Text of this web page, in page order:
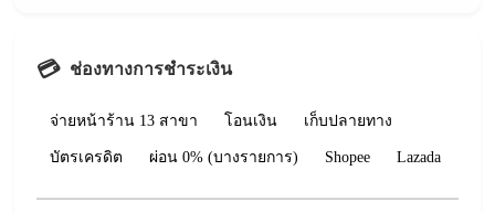
💳 ช่องทางการชำระเงิน
จ่ายหน้าร้าน 13 สาขา โอนเงิน เก็บปลายทาง
บัตรเครดิต ผ่อน 0% (บางรายการ) Shopee Lazada